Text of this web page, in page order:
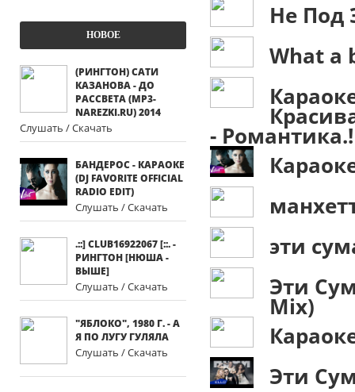
НОВОЕ
(РИНГТОН) САТИ
КАЗАНОВА - ДО
РАССВЕТА (MP3-
NAREZKI.RU) 2014
Слушать / Скачать
БАНДЕРОС - КАРАОКЕ
(DJ FAVORITE OFFICIAL
RADIO EDIT)
Слушать / Скачать
.::] CLUB16922067 [::. -
РИНГТОН [НЮША -
ВЫШЕ]
Слушать / Скачать
"ЯБЛОКО", 1980 Г. - А
Я ПО ЛУГУ ГУЛЯЛА
Слушать / Скачать
Не Под
What a
- Романтика.!
эти
Эти
Mix)
Эти